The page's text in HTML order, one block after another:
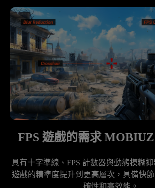
FPS 遊戲的需求
具有十字準線、FPS 計數器與動態模糊抑
遊戲的精準度提升到更高層次，具備快